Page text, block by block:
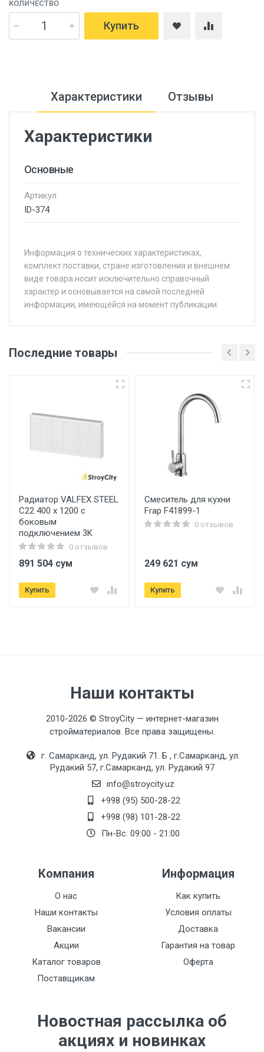
КОЛИЧЕСТВО
Купить
Характеристики Отзывы
Характеристики
Основные
Артикул
ID-374
Информация о технических характеристиках,
комплект поставки, стране изготовления и внешнем
виде товара носит исключительно справочный
характер и основывается на самой последней
информации, имеющейся на момент публикации.
Последние товары
Радиатор VALFEX STEEL
C22 400 х 1200 с
боковым
подключением 3K
0 отзывов
891 504 сум
Купить
Смеситель для кухни
Frap F41899-1
0 отзывов
249 621 сум
Купить
Наши контакты
2010-2026 © StroyCity — интернет-магазин
стройматериалов. Все права защищены.
г. Самарканд, ул. Рудакий 71. Б , г.Самарканд, ул.
Рудакий 57, г.Самарканд, ул. Рудакий 97
info@stroycity.uz
+998 (95) 500-28-22
+998 (98) 101-28-22
Пн-Вс. 09:00 - 21:00
Компания
О нас
Наши контакты
Вакансии
Акции
Каталог товаров
Поставщикам
Информация
Как купить
Условия оплаты
Доставка
Гарантия на товар
Оферта
Новостная рассылка об
акциях и новинках